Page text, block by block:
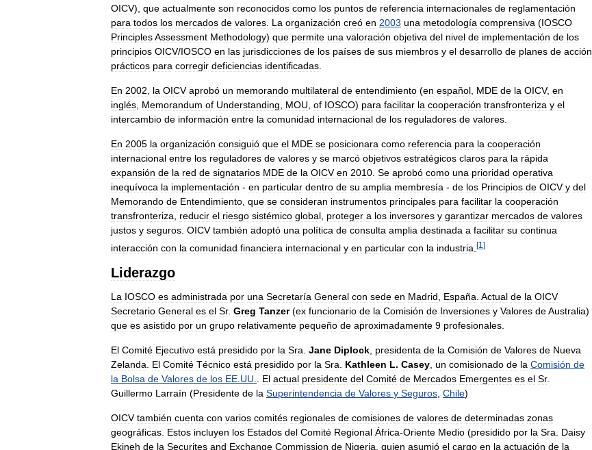
OICV), que actualmente son reconocidos como los puntos de referencia internacionales de reglamentación
para todos los mercados de valores La organización creó en 2003 una metodología comprensiva (IOSCO
PrinciplesAssessment Methodology) que permite una valoración objetiva del nivel de implementación de los
principios OICV/IOSCO en las jurisdicciones de los países de sus miembros y el desarrollo de planes de acción
prácticos para corregir deficiencias identificadas
En 2002 la OICV aprobó un memorando multilateral de entendimiento (en español MDE de la OICV, en
inglés Memorandum of Understanding MOU of IOSCO) para facilitar la cooperación transfronteriza y el
intercambio de información entre la comunidad internacional de los reguladores de valores
En 2005 la organización consiguió que el MDE se posicionara como referencia para la cooperación
internacional entre los reguladores de valores y se marcó objetivos estratégicos claros para la rápida
expansión de la red de signatarios MDE de la OICV en 2010 Se aprobó como una prioridad operativa
inequívoca la implementación - en particular dentro de su amplia membresía - de los Principios de OICV y del
Memorando de Entendimiento que se consideran instrumentos principales para facilitar la cooperación
transfronteriza
reducir el riesgo sistémico global proteger a los inversores y garantizar mercados de valores
justos y seguros OICV también adoptó una política de consulta amplia destinada a facilitar su continua
interacción con la comunidad financiera internacional y en particular con la industria [1 ]
Liderazgo
La IOSCO es administrada por una Secretaría General con sede en Madrid, España. Actual de la OICV
Secretario General es el Sr. Greg Tanzer(ex funcionario de la Comisión de Inversiones y Valores deAustralia)
que es asistido por un grupo relativamente pequeño de aproximadamente 9 profesionales.
El Comité Ejecutivo está presidido por la Sra. Jane Diplock, presidenta de la Comisión de Valores de Nueva
Zelanda. El Comité Técnico está presidido por la Sra. Kathleen L. Casey, un comisionado de la Comisión de
la Bolsa de Valores de los EE.UU.. El actual presidente del Comité de Mercados Emergentes es el Sr.
Guillermo Larraín (Presidente de la Superintendencia de Valores y Seguros, Chile)
OICV también cuenta con varios comités regionales de comisiones de valores de determinadas zonas
geográficas. Estos incluyen los Estados del Comité Regional África-Oriente Medio (presidido por la Sra. Daisy
Ekineh de la Securites and Exchange Commission de Nigeria, quien asumió el cargo en la actuación de la